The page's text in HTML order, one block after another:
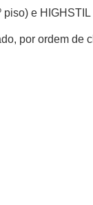
e
por ordem de